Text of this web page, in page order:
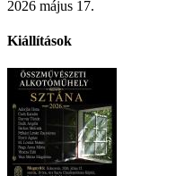
2026 május 17.
Kiállítások